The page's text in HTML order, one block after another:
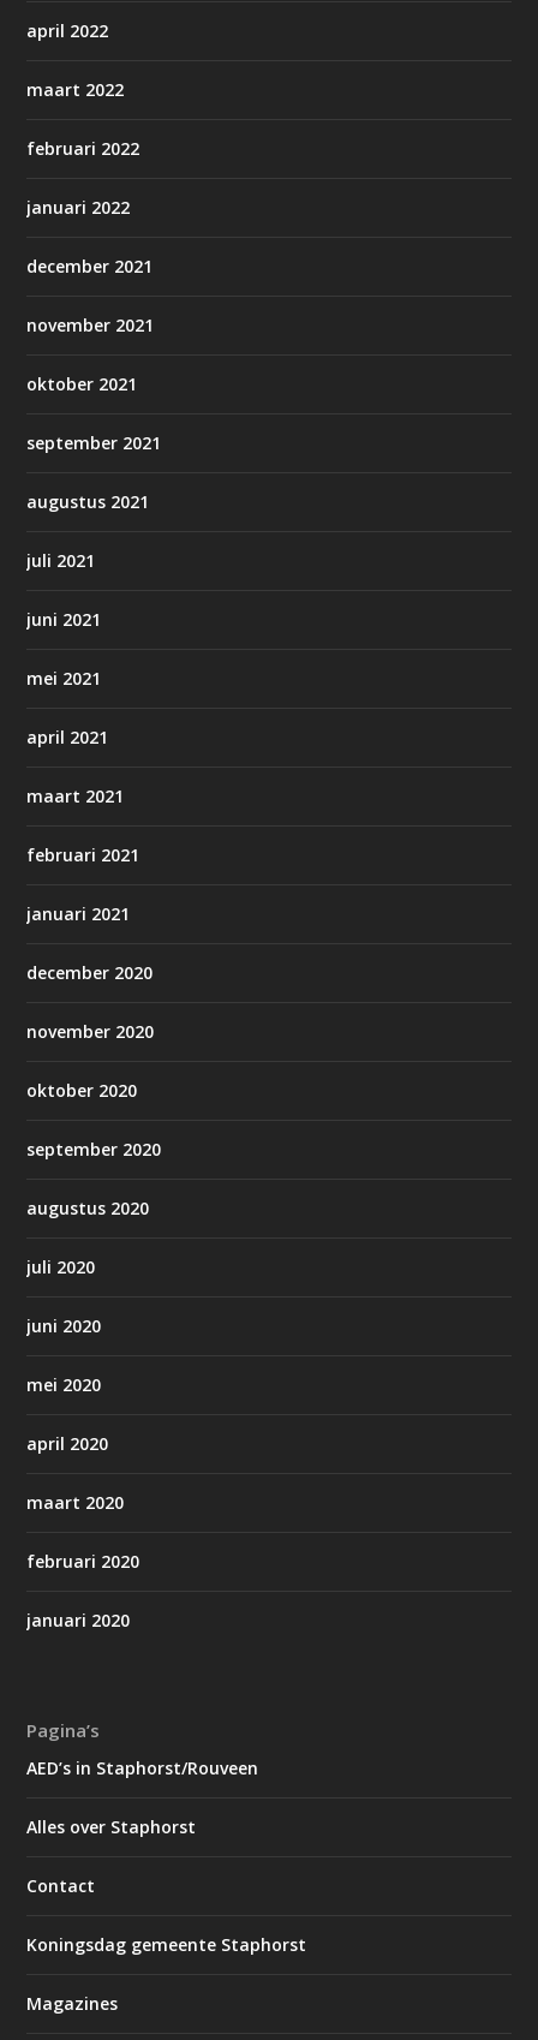
april 2022
maart 2022
februari 2022
januari 2022
december 2021
november 2021
oktober 2021
september 2021
augustus 2021
juli 2021
juni 2021
mei 2021
april 2021
maart 2021
februari 2021
januari 2021
december 2020
november 2020
oktober 2020
september 2020
augustus 2020
juli 2020
juni 2020
mei 2020
april 2020
maart 2020
februari 2020
januari 2020
Pagina’s
AED’s in Staphorst/Rouveen
Alles over Staphorst
Contact
Koningsdag gemeente Staphorst
Magazines